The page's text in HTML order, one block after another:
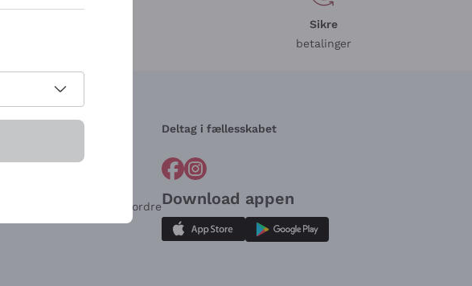
Sikre
betalinger
for ordre
Deltag i fællesskabet
Download appen